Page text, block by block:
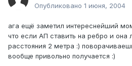
Опубликовано 1 июня, 2004
ага ещё заметил интереснейший
что если АП ставить на ребро и она
расстояния 2 метра :)
вообще привольно получается :)